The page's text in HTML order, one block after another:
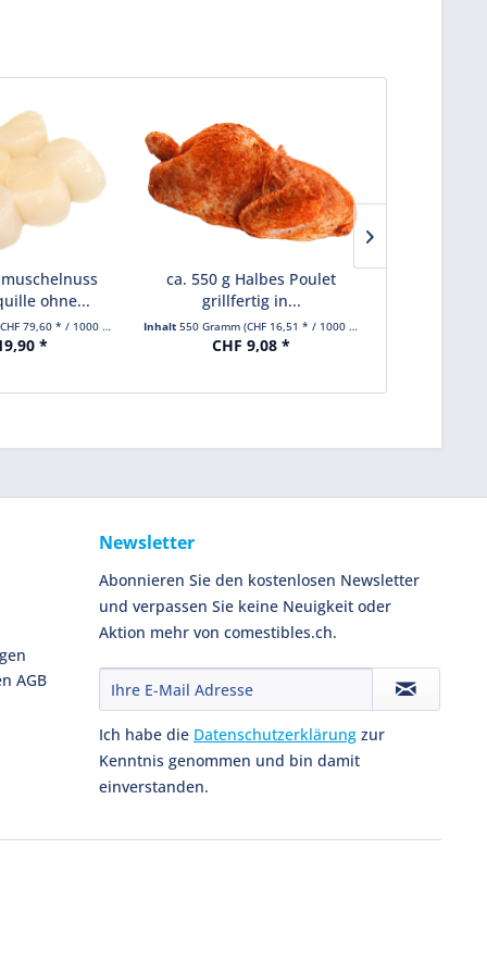
ohne...
79,60 * / 1000 Gramm)
*
ca. 550 g Halbes Poulet
grillfertig in...
Inhalt550 Gramm(CHF 16,51 * / 1000 Gramm)
CHF 9,08 *
AGB
Newsletter
Abonnieren Sie den kostenlosen Newsletter
und verpassen Sie keine Neuigkeit oder
Aktion mehr von comestibles.ch.
Ich habe die Datenschutzerklärung zur
Kenntnis genommen und bin damit
einverstanden.